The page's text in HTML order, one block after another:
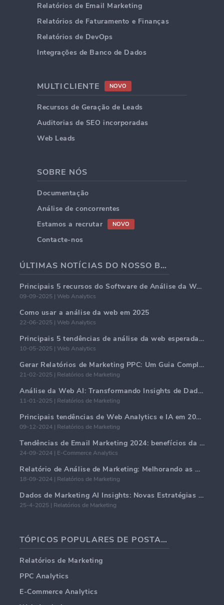
Relatórios de Email Marketing
Relatórios de Faturamento e Finanças
Relatórios de DevOps
Integrações de Banco de Dados
MULTICLIENTE NOVO
Recursos de Geração de Leads
Auditorias de SEO incorporadas
Web Leads
SOBRE NÓS
Documentação
Análise de concorrentes
Estamos a recrutar
NOVO
Contacte-nos
ÚLTIMAS NOTÍCIAS DO NOSSO BLOG
Principais 5 recursos do Software de Análise da Web em 2025
09-09-2025 | Web Analytics
Como usar a análise da web em 2025
22-06-2025 | Web Analytics
Principais 5 tendências de análise da web esperadas para dominar em 2025
10-05-2025 | Web Analytics
Gerar Relatórios de Marketing PPC: Um Guia Completo
21-02-2025 | Relatórios de Marketing
Análise da Web AI: Transformando Insights de Dados com Precisão
11-01-2025 | Relatórios de Marketing
Principais tendências de Web Analytics e IA em 2024
09-12-2024 | Relatórios de Marketing
Tendências de Email Marketing 2024: benefícios da hiper-personalização
24-09-2024 | E-Commerce Analytics
Relatório de Análise de Marketing: Melhorando as Percepções de Negócios
18-09-2024 | Relatórios de Marketing
Dados de Marketing AI Insights: Novas Estratégias de Negócios para 2024
25-4-2025 | Relatórios de Marketing
TÓPICOS POPULARES DE POSTAGENS EM BLOG
Relatórios de Marketing
PPC Analytics
E-Commerce Analytics